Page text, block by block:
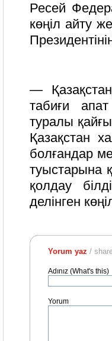
Ресей
көңіл айту
—
табиғи
туралы
Қазақстан
болғандар
туыстарына
қолдау
делінген
Yorum yaz /
Adınız (What's this)
Yorum